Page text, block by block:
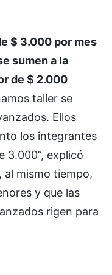
$ 3.000 por mes
sumen a la
de $ 2.000
taller se
Ellos
los integrantes
3.000”, explicó
al mismo tiempo,
y que las
rigen para